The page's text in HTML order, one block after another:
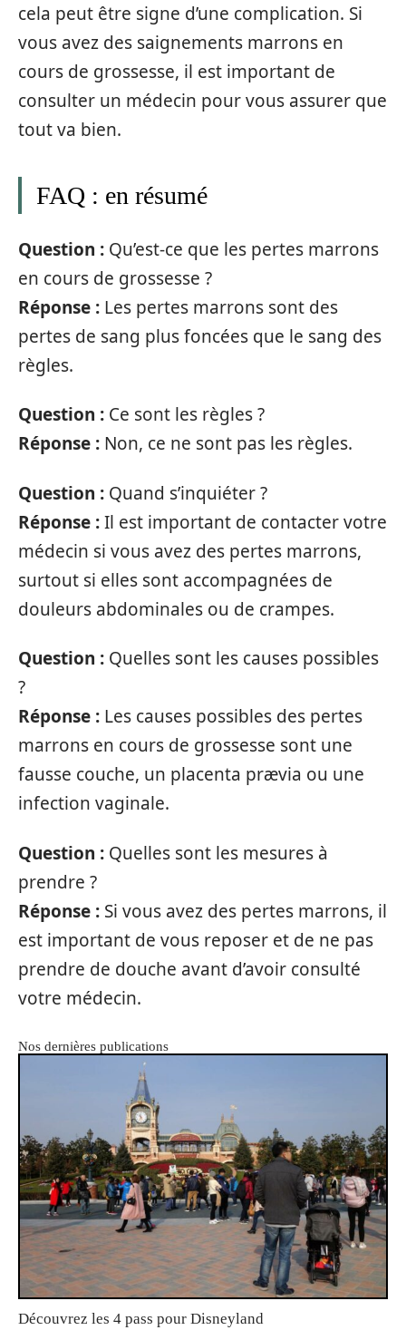
cela peut être signe d’une complication. Si
vous avez des saignements marrons en
cours de grossesse, il est important de
consulter un médecin pour vous assurer que
tout va bien.
FAQ : en résumé
Question : Qu’est-ce que les pertes marrons
en cours de grossesse ?
Réponse : Les pertes marrons sont des
pertes de sang plus foncées que le sang des
règles.
Question : Ce sont les règles ?
Réponse : Non, ce ne sont pas les règles.
Question : Quand s’inquiéter ?
Réponse :Il est important de contacter votre
médecin si vous avez des pertes marrons,
surtout si elles sont accompagnées de
douleurs abdominales ou de crampes.
Question : Quelles sont les causes possibles
?
Réponse : Les causes possibles des pertes
marrons en cours de grossesse sont une
fausse couche, un placenta prævia ou une
infection vaginale.
Question : Quelles sont les mesures à
prendre ?
Réponse : Si vous avez des pertes marrons, il
est important de vous reposer et de ne pas
prendre de douche avant d’avoir consulté
votre médecin.
Nos dernières publications
Découvrez les 4 pass pour Disneyland